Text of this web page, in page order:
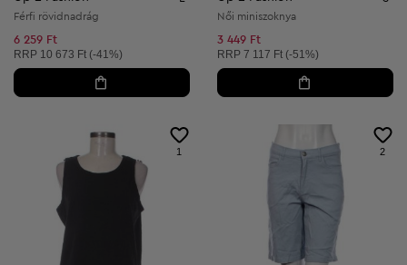
Férfi rövidnadrág
6 259 Ft
Ajánlott ár:
RRP 10 673 Ft (-41%)
Női miniszoknya
3 449 Ft
Ajánlott ár:
RRP 7 117 Ft (-51%)
1 2